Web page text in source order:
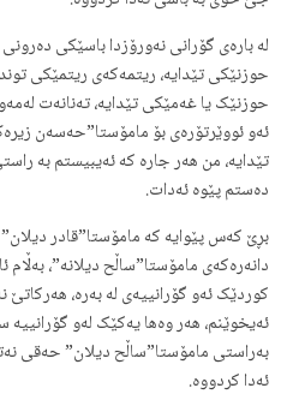
لە بارەی گۆرانی نەورۆزدا باسێکی
حوزنێکی تێدایە، ریتمەکەی ریتمێکی
حوزنێک یا غەمێکی تێدایە، تەنانەت
ئەو ئووێرتۆرەی بۆ مامۆستا”حەسەن
تێدایە، من هەر جارە کە ئەیبیستم بە
دەستم پێوە ئەدات.
بڕێ کەس پێوایە کە مامۆستا”قادر
دانەرەکەی مامۆستا”ساڵح دیلانە”، بەڵام
کوردێک ئەو گۆرانییەی لە بەرە،
ئەیخوێنم، هەر وەها یەکێک لەو
بەراستی مامۆستا”ساڵح دیلان” حەقی
ئەدا کردووە.